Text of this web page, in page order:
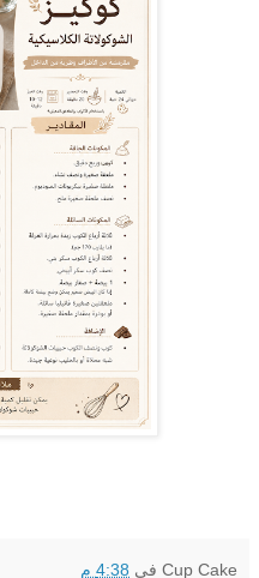
Cup Cake في 4:38 م